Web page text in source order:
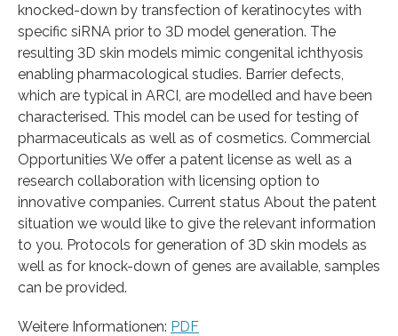
knocked-down by transfection of keratinocytes with
specific siRNA prior to 3D model generation. The
resulting 3D skin models mimic congenital ichthyosis
enabling pharmacological studies. Barrier defects,
which are typical in ARCI, are modelled and have been
characterised. This model can be used for testing of
pharmaceuticals as well as of cosmetics. Commercial
Opportunities We offer a patent license as well as a
research collaboration with licensing option to
innovative companies. Current status About the patent
situation we would like to give the relevant information
to you. Protocols for generation of 3D skin models as
well as for knock-down of genes are available, samples
can be provided.
Weitere Informationen: PDF